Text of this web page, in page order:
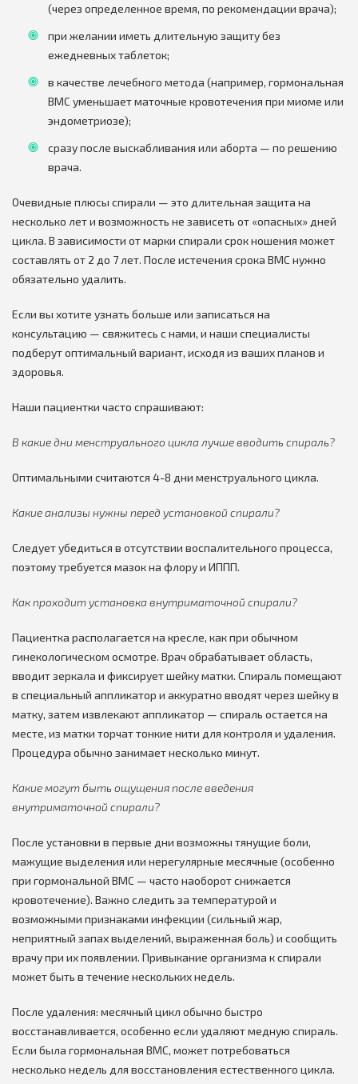
(через определенное время, по рекомендации врача);
при желании иметь длительную защиту без
ежедневных таблеток;
в качестве лечебного метода (например, гормональная
ВМС уменьшает маточные кровотечения при миоме или
эндометриозе);
сразу после выскабливания или аборта — по решению
врача.
Очевидные плюсы спирали — это длительная защита на
несколько лет и возможность не зависеть от «опасных» дней
цикла. В зависимости от марки спирали срок ношения может
составлять от 2 до 7 лет. После истечения срока ВМС нужно
обязательно удалить.
Если вы хотите узнать больше или записаться на
консультацию — свяжитесь с нами, и наши специалисты
подберут оптимальный вариант, исходя из ваших планов и
здоровья.
Наши пациентки часто спрашивают:
В какие дни менструального цикла лучше вводить спираль?
Оптимальными считаются 4-8 дни менструального цикла.
Какие анализы нужны перед установкой спирали?
Следует убедиться в отсутствии воспалительного процесса,
поэтому требуется мазок на флору и ИППП.
Как проходит установка внутриматочной спирали?
Пациентка располагается на кресле, как при обычном
гинекологическом осмотре. Врач обрабатывает область,
вводит зеркала и фиксирует шейку матки. Спираль помещают
в специальный аппликатор и аккуратно вводят через шейку в
матку, затем извлекают аппликатор — спираль остается на
месте, из матки торчат тонкие нити для контроля и удаления.
Процедура обычно занимает несколько минут.
Какие могут быть ощущения после введения
внутриматочной спирали?
После установки в первые дни возможны тянущие боли,
мажущие выделения или нерегулярные месячные (особенно
при гормональной ВМС — часто наоборот снижается
кровотечение). Важно следить за температурой и
возможными признаками инфекции (сильный жар,
неприятный запах выделений, выраженная боль) и сообщить
врачу при их появлении. Привыкание организма к спирали
может быть в течение нескольких недель.
После удаления: месячный цикл обычно быстро
восстанавливается, особенно если удаляют медную спираль.
Если была гормональная ВМС, может потребоваться
несколько недель для восстановления естественного цикла.